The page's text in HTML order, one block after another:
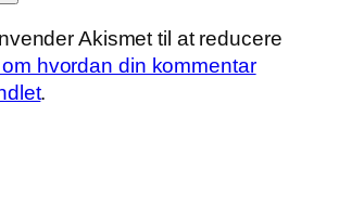
Akismet til at reducere
hvordan din kommentar
.